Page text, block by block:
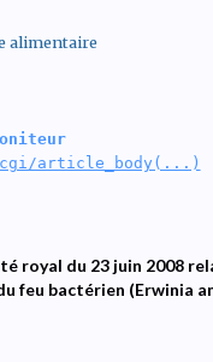
alimentaire
article_body(...)
royal du 23 juin 2008
bactérien (Erwinia